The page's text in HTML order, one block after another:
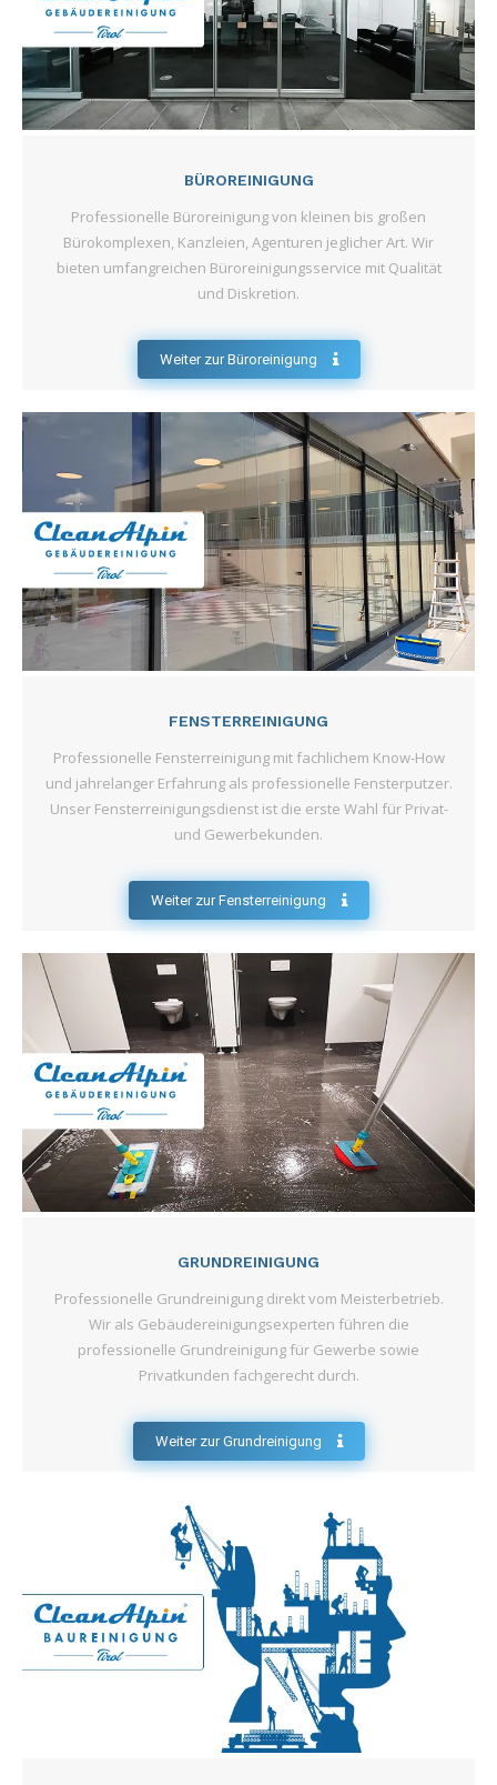
BÜROREINIGUNG
Professionelle Büroreinigung von kleinen bis großen
Bürokomplexen, Kanzleien, Agenturen jeglicher Art. Wir
bieten umfangreichen Büroreinigungsservice mit Qualität
und Diskretion.
Weiter zur Büroreinigung
FENSTERREINIGUNG
Professionelle Fensterreinigung mit fachlichem Know-How
und jahrelanger Erfahrung als professionelle Fensterputzer.
Unser Fensterreinigungsdienst ist die erste Wahl für Privat-
und Gewerbekunden.
Weiter zur Fensterreinigung
GRUNDREINIGUNG
Professionelle Grundreinigung direkt vom Meisterbetrieb.
Wir als Gebäudereinigungsexperten führen die
professionelle Grundreinigung für Gewerbe sowie
Privatkunden fachgerecht durch.
Weiter zur Grundreinigung